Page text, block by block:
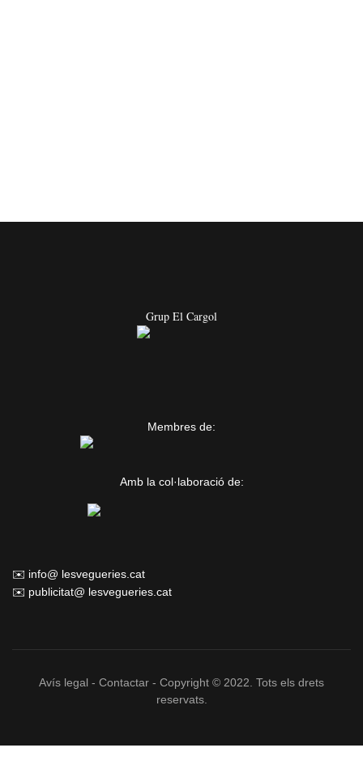
Grup El Cargol
Membres de:
Amb la col·laboració de:
✉️ info@ lesvegueries.cat
✉️ publicitat@ lesvegueries.cat
Avís legal - Contactar - Copyright © 2022. Tots els drets
reservats.